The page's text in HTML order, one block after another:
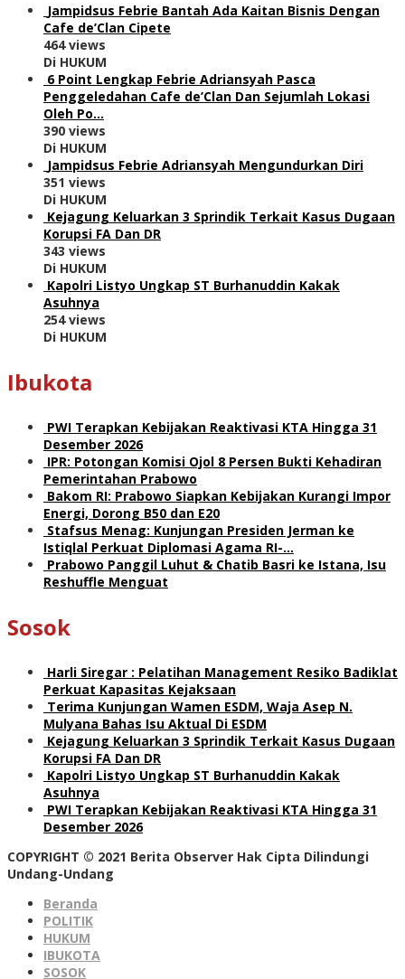
Jampidsus Febrie Bantah Ada Kaitan Bisnis Dengan
Cafe de’Clan Cipete
464 views
Di HUKUM
6 Point Lengkap Febrie Adriansyah Pasca
Penggeledahan Cafe de’Clan Dan Sejumlah Lokasi
Oleh Po…
390 views
Di HUKUM
Jampidsus Febrie Adriansyah Mengundurkan Diri
351 views
Di HUKUM
Kejagung Keluarkan 3 Sprindik Terkait Kasus Dugaan
Korupsi FA Dan DR
343 views
Di HUKUM
Kapolri Listyo Ungkap ST Burhanuddin Kakak
Asuhnya
254 views
Di HUKUM
Ibukota
PWI Terapkan Kebijakan Reaktivasi KTA Hingga 31
Desember 2026
IPR: Potongan Komisi Ojol 8 Persen Bukti Kehadiran
Pemerintahan Prabowo
Bakom RI: Prabowo Siapkan Kebijakan Kurangi Impor
Energi, Dorong B50 dan E20
Stafsus Menag: Kunjungan Presiden Jerman ke
Istiqlal Perkuat Diplomasi Agama RI-…
Prabowo Panggil Luhut & Chatib Basri ke Istana, Isu
Reshuffle Menguat
Sosok
Harli Siregar : Pelatihan Management Resiko Badiklat
Perkuat Kapasitas Kejaksaan
Terima Kunjungan Wamen ESDM, Waja Asep N.
Mulyana Bahas Isu Aktual Di ESDM
Kejagung Keluarkan 3 Sprindik Terkait Kasus Dugaan
Korupsi FA Dan DR
Kapolri Listyo Ungkap ST Burhanuddin Kakak
Asuhnya
PWI Terapkan Kebijakan Reaktivasi KTA Hingga 31
Desember 2026
COPYRIGHT © 2021 Berita Observer Hak Cipta Dilindungi
Undang-Undang
Beranda
POLITIK
HUKUM
IBUKOTA
SOSOK